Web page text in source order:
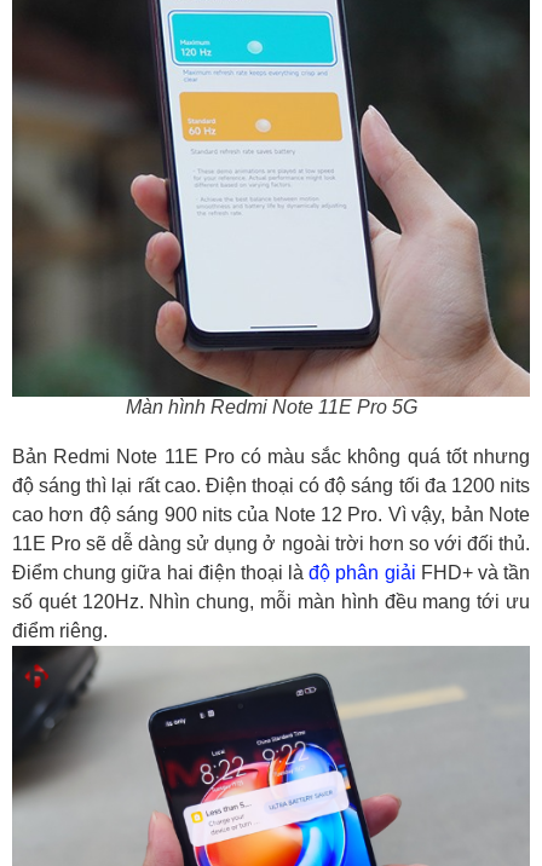
Màn hình Redmi Note 11E Pro 5G
Bản Redmi Note 11E Pro có màu sắc không quá tốt nhưng
độ sáng thì lại rất cao. Điện thoại có độ sáng tối đa 1200 nits
cao hơn độ sáng 900 nits của Note 12 Pro. Vì vậy, bản Note
11E Pro sẽ dễ dàng sử dụng ở ngoài trời hơn so với đối thủ.
Điểm chung giữa hai điện thoại làđộ phân giải FHD+ và tần
số quét 120Hz. Nhìn chung, mỗi màn hình đều mang tới ưu
điểm riêng.